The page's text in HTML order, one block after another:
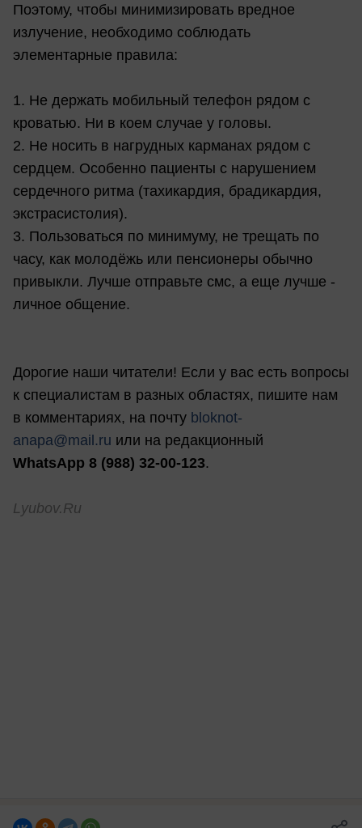
Поэтому, чтобы минимизировать вредное
излучение, необходимо соблюдать
элементарные правила:
1. Не держать мобильный телефон рядом с
кроватью. Ни в коем случае у головы.
2. Не носить в нагрудных карманах рядом с
сердцем. Особенно пациенты с нарушением
сердечного ритма (тахикардия, брадикардия,
экстрасистолия).
3. Пользоваться по минимуму, не трещать по
часу, как молодёжь или пенсионеры обычно
привыкли. Лучше отправьте смс, а еще лучше -
личное общение.
Дорогие наши читатели! Если у вас есть вопросы
к специалистам в разных областях, пишите нам
в комментариях, на почту bloknot-
anapa@mail.ru или на редакционный
WhatsApp 8 (988) 32-00-123.
Lyubov.Ru